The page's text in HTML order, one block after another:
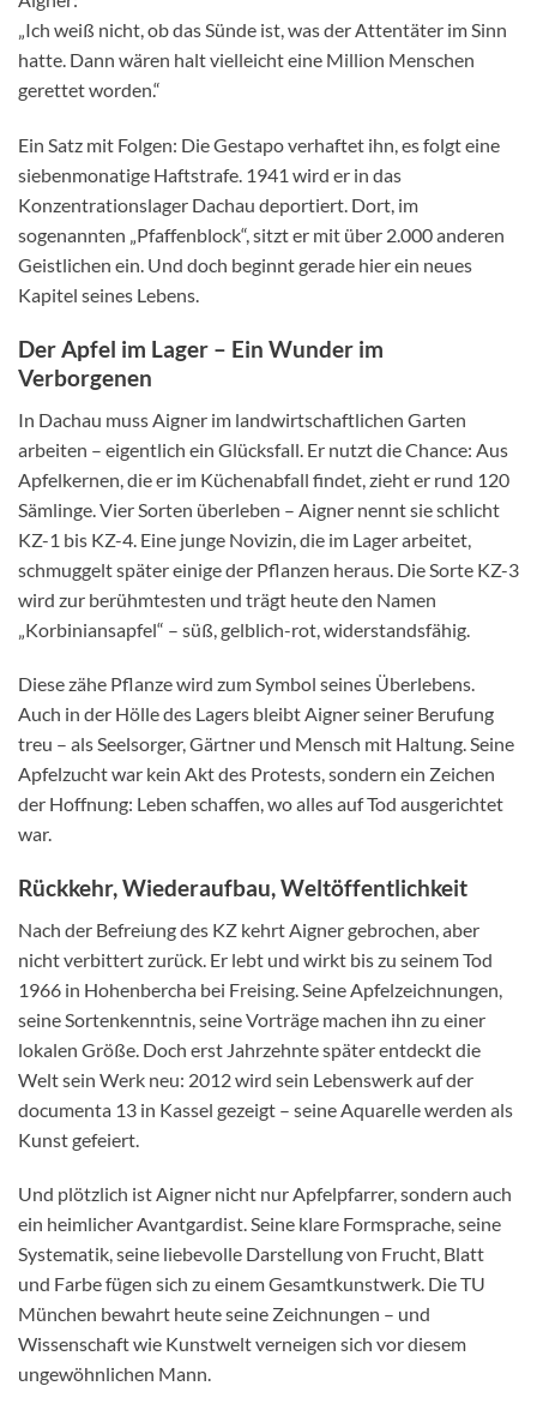
„Ich weiß nicht, ob das Sünde ist, was der Attentäter im Sinn
hatte. Dann wären halt vielleicht eine Million Menschen
gerettet worden.“
Ein Satz mit Folgen: Die Gestapo verhaftet ihn, es folgt eine
siebenmonatige Haftstrafe. 1941 wird er in das
Konzentrationslager Dachau deportiert. Dort, im
sogenannten „Pfaffenblock“, sitzt er mit über 2.000 anderen
Geistlichen ein. Und doch beginnt gerade hier ein neues
Kapitel seines Lebens.
Der Apfel im Lager – Ein Wunder im
Verborgenen
In Dachau muss Aigner im landwirtschaftlichen Garten
arbeiten – eigentlich ein Glücksfall. Er nutzt die Chance: Aus
Apfelkernen, die er im Küchenabfall findet, zieht er rund 120
Sämlinge. Vier Sorten überleben – Aigner nennt sie schlicht
KZ-1 bis KZ-4. Eine junge Novizin, die im Lager arbeitet,
schmuggelt später einige der Pflanzen heraus. Die Sorte KZ-3
wird zur berühmtesten und trägt heute den Namen
„Korbiniansapfel“ – süß, gelblich-rot, widerstandsfähig.
Diese zähe Pflanze wird zum Symbol seines Überlebens.
Auch in der Hölle des Lagers bleibt Aigner seiner Berufung
treu – als Seelsorger, Gärtner und Mensch mit Haltung. Seine
Apfelzucht war kein Akt des Protests, sondern ein Zeichen
der Hoffnung: Leben schaffen, wo alles auf Tod ausgerichtet
war.
Rückkehr, Wiederaufbau, Weltöffentlichkeit
Nach der Befreiung des KZ kehrt Aigner gebrochen, aber
nicht verbittert zurück. Er lebt und wirkt bis zu seinem Tod
1966 in Hohenbercha bei Freising. Seine Apfelzeichnungen,
seine Sortenkenntnis, seine Vorträge machen ihn zu einer
lokalen Größe. Doch erst Jahrzehnte später entdeckt die
Welt sein Werk neu: 2012 wird sein Lebenswerk auf der
documenta 13 in Kassel gezeigt – seine Aquarelle werden als
Kunst gefeiert.
Und plötzlich ist Aigner nicht nur Apfelpfarrer, sondern auch
ein heimlicher Avantgardist. Seine klare Formsprache, seine
Systematik, seine liebevolle Darstellung von Frucht, Blatt
und Farbe fügen sich zu einem Gesamtkunstwerk. Die TU
München bewahrt heute seine Zeichnungen – und
Wissenschaft wie Kunstwelt verneigen sich vor diesem
ungewöhnlichen Mann.